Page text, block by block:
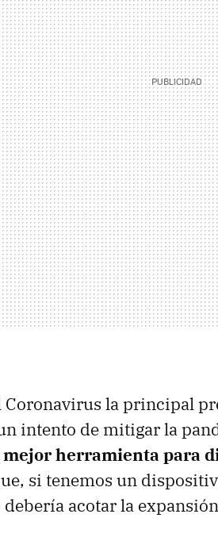
Coronavirus la principal
intento de mitigar la
mejor herramienta para
si tenemos un
acotar la